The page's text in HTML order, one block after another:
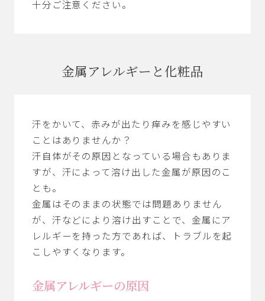
十分ご注意ください。
金属アレルギーと化粧品
汗をかいて、赤みが出たり痒みを感じやすい
ことはありませんか？
汗自体がその原因となっている場合もありま
すが、汗によって溶け出した金属が原因のこ
とも。
金属はそのままの状態では問題ありません
が、汗などにより溶け出すことで、金属にア
レルギーを持った方であれば、トラブルを起
こしやすくなります。
金属アレルギーの原因